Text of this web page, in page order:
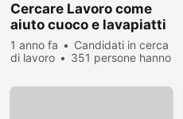
Cercare Lavoro come
aiuto cuoco e lavapiatti
1 anno fa
Candidati in cerca
di lavoro
351 persone hanno